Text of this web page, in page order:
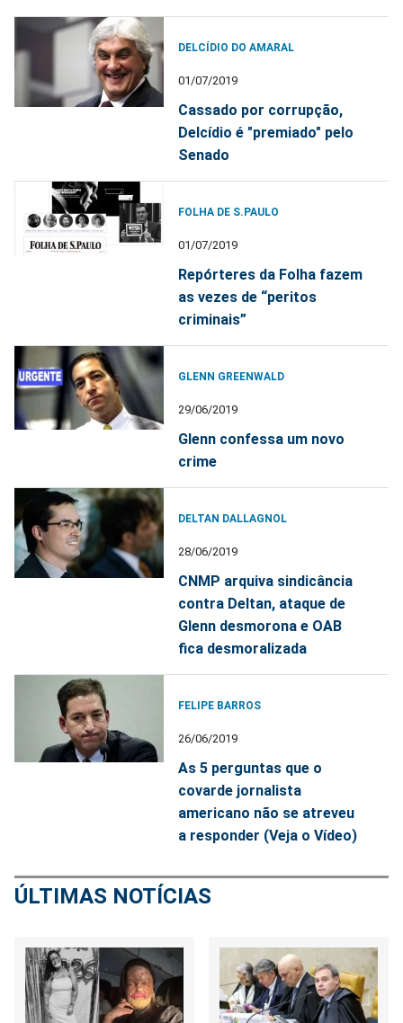
DELCÍDIO DO AMARAL
01/07/2019
Cassado por corrupção,
Delcídio é "premiado" pelo
Senado
FOLHA DE S.PAULO
01/07/2019
Repórteres da Folha fazem
as vezes de “peritos
criminais”
GLENN GREENWALD
29/06/2019
Glenn confessa um novo
crime
DELTAN DALLAGNOL
28/06/2019
CNMP arquiva sindicância
contra Deltan, ataque de
Glenn desmorona e OAB
fica desmoralizada
FELIPE BARROS
26/06/2019
As 5 perguntas que o
covarde jornalista
americano não se atreveu
a responder (Veja o Vídeo)
ÚLTIMAS NOTÍCIAS